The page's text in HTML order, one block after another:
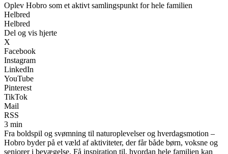
Oplev Hobro som et aktivt samlingspunkt for hele familien
Helbred
Helbred
Del og vis hjerte
X
Facebook
Instagram
LinkedIn
YouTube
Pinterest
TikTok
Mail
RSS
3 min
Fra boldspil og svømning til naturoplevelser og hverdagsmotion –
Hobro byder på et væld af aktiviteter, der får både børn, voksne og
seniorer i bevægelse. Få inspiration til, hvordan hele familien kan